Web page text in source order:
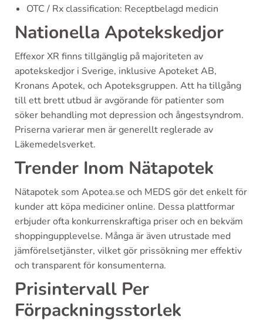
OTC / Rx classification: Receptbelagd medicin
Nationella Apotekskedjor
Effexor XR finns tillgänglig på majoriteten av
apotekskedjor i Sverige, inklusive Apoteket AB,
Kronans Apotek, och Apoteksgruppen. Att ha tillgång
till ett brett utbud är avgörande för patienter som
söker behandling mot depression och ångestsyndrom.
Priserna varierar men är generellt reglerade av
Läkemedelsverket.
Trender Inom Nätapotek
Nätapotek som Apotea.se och MEDS gör det enkelt för
kunder att köpa mediciner online. Dessa plattformar
erbjuder ofta konkurrenskraftiga priser och en bekväm
shoppingupplevelse. Många är även utrustade med
jämförelsetjänster, vilket gör prissökning mer effektiv
och transparent för konsumenterna.
Prisintervall Per
Förpackningsstorlek